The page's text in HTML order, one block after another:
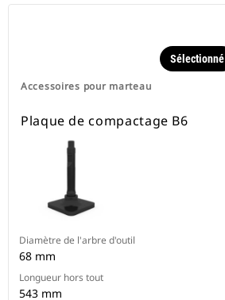
Accessoires pour marteau
Sélectionné
Plaque de compactage B6
Diamètre de l'arbre d'outil
68 mm
Longueur hors tout
543 mm